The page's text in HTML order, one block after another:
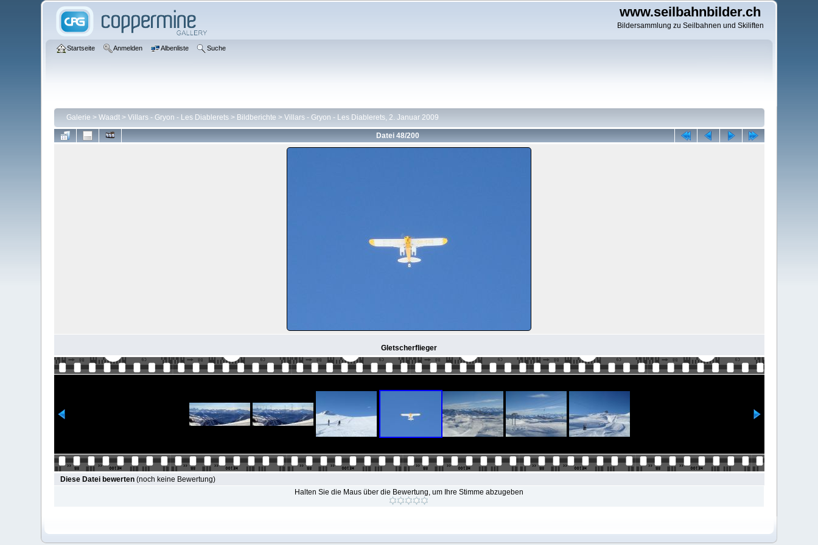
www.seilbahnbilder.ch
Bildersammlung zu Seilbahnen und Skiliften
Startseite Anmelden Albenliste Suche
Galerie > Waadt> Villars - Gryon - Les Diablerets> Bildberichte > Villars - Gryon - Les Diablerets, 2. Januar 2009
Datei 48/200
Gletscherflieger
Diese Datei bewerten(noch keine Bewertung)
Halten Sie die Maus über die Bewertung, um Ihre Stimme abzugeben